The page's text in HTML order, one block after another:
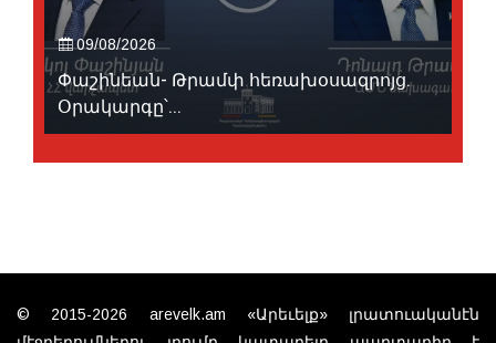
09/08/2026
Փաշինեան- Թրամփ հեռախօսազրոյց.
Օրակարգը՝...
© 2015-2026 arevelk.am «Արեւելք» լրատուականէն